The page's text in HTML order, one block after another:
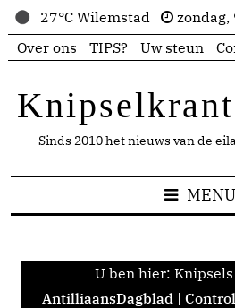
27°C Wilemstad
zondag,
Over ons
TIPS? Uw steun
Sinds 2010 het nieuws van de
MENU
U ben hier: Knipsels
AntilliaansDagblad |